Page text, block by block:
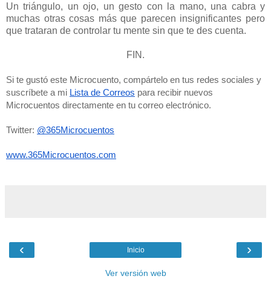
Un triángulo, un ojo, un gesto con la mano, una cabra y
muchas otras cosas más que parecen insignificantes pero
que trataran de controlar tu mente sin que te des cuenta.
FIN.
Si te gustó este Microcuento, compártelo en tus redes sociales y
suscríbete a mi Lista de Correos para recibir nuevos
Microcuentos directamente en tu correo electrónico.
Twitter: @365Microcuentos
www.365Microcuentos.com
‹ ›
Inicio
Ver versión web